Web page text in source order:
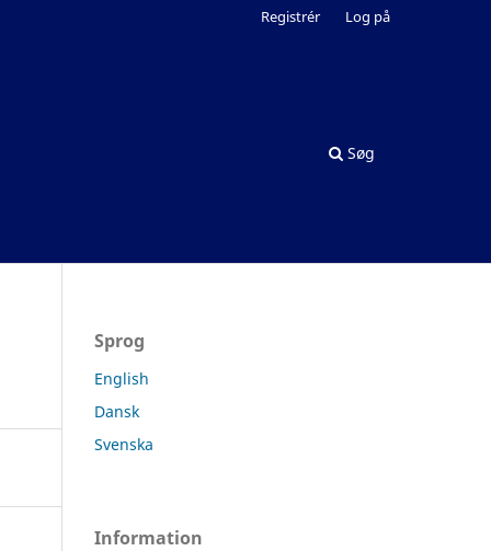
Søg
Registrér Log på
Sprog
English
Dansk
Svenska
Information